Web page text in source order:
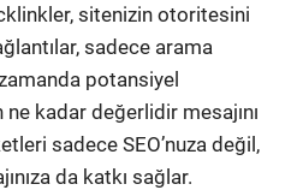
sitenizin otoritesini
sadece arama
potansiyel
kadar değerlidir mesajını
sadece SEO’nuza değil,
da katkı sağlar.